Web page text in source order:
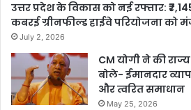
उत्तर प्रदेश के विकास को नई रफ्तार:
कबरई ग्रीनफील्ड हाईवे परियोजना को
July 2, 2026
CM योगी ने की
बोले- ईमानदार
और त्वरित समाधान
May 25, 2026